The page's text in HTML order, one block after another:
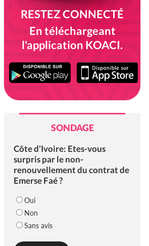
RESTEZ CONNECTÉ
En téléchargeant
l'application KOACI.
SONDAGE
Côte d'Ivoire: Etes-vous
surpris par le non-
renouvellement du contrat de
Emerse Faé ?
Oui
Non
Sans avis